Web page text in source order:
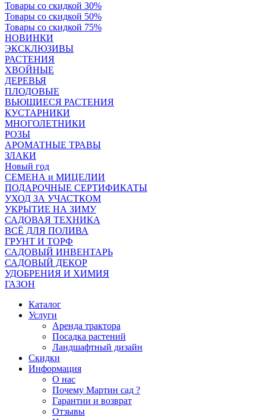
Товары со скидкой 30%
Товары со скидкой 50%
Товары со скидкой 75%
НОВИНКИ
ЭКСКЛЮЗИВЫ
РАСТЕНИЯ
ХВОЙНЫЕ
ДЕРЕВЬЯ
ПЛОДОВЫЕ
ВЬЮЩИЕСЯ РАСТЕНИЯ
КУСТАРНИКИ
МНОГОЛЕТНИКИ
РОЗЫ
АРОМАТНЫЕ ТРАВЫ
ЗЛАКИ
Новый год
СЕМЕНА и МИЦЕЛИИ
ПОДАРОЧНЫЕ СЕРТИФИКАТЫ
УХОД ЗА УЧАСТКОМ
УКРЫТИЕ НА ЗИМУ
САДОВАЯ ТЕХНИКА
ВСЁ ДЛЯ ПОЛИВА
ГРУНТ И ТОРФ
САДОВЫЙ ИНВЕНТАРЬ
САДОВЫЙ ДЕКОР
УДОБРЕНИЯ И ХИМИЯ
ГАЗОН
Каталог
Услуги
Аренда трактора
Посадка растений
Ландшафтный дизайн
Скидки
Информация
О нас
Почему Мартин сад ?
Гарантии и возврат
Отзывы